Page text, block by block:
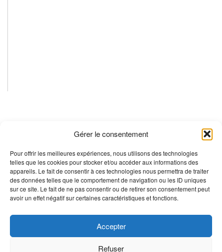
Gérer le consentement
Pour offrir les meilleures expériences, nous utilisons des technologies
telles que les cookies pour stocker et/ou accéder aux informations des
appareils. Le fait de consentir à ces technologies nous permettra de traiter
des données telles que le comportement de navigation ou les ID uniques
sur ce site. Le fait de ne pas consentir ou de retirer son consentement peut
avoir un effet négatif sur certaines caractéristiques et fonctions.
Accepter
Refuser
Accueil
Le Regroupement
Politique de confidentialité